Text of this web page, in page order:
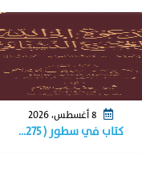
كتاب في سطور ( ٢٧٥…